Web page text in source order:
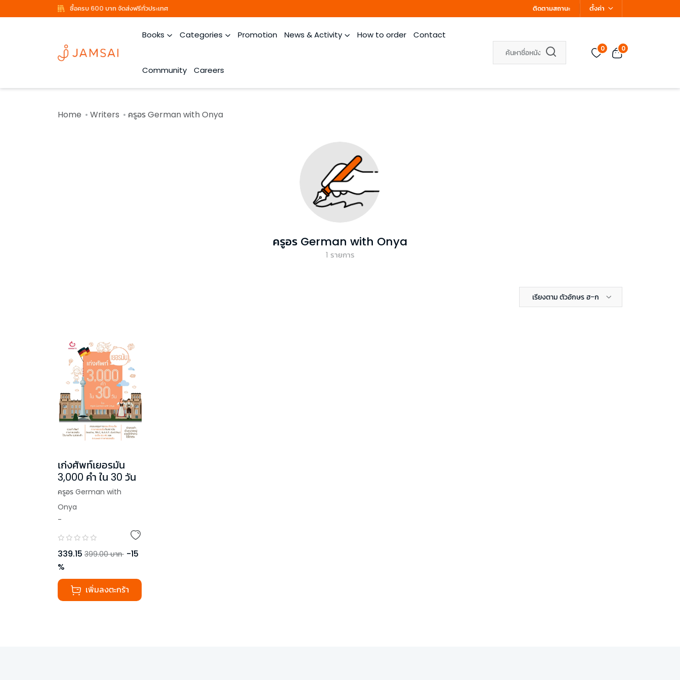
ซื้อครบ 600 บาท จัดส่งฟรีทั่วประเทศ ติดตามสถานะ ตั้งค่า
Books Categories Promotion News & Activity How to order Contact
Community Careers
0 0
Home Writers ครูอร German with Onya
ครูอร German with Onya
1 รายการ
เรียงตาม ตัวอักษร ฮ-ก
เก่งศัพท์เยอรมัน
3,000 คำ ใน 30 วัน
ครูอร German with
Onya
-
339.15 399.00 บาท -15
%
เพิ่มลงตะกร้า